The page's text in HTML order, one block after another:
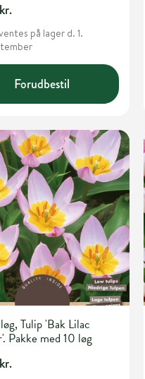
på lager d. 1.
Forudbestil
Tulip 'Bak Lilac
Pakke med 10 løg